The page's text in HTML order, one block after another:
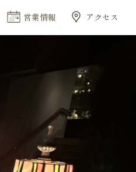
営業情報 アクセス